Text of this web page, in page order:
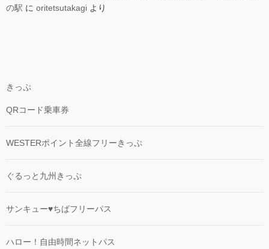
の駅 に oritetsutakagi より
きっぷ
QRコード乗車券
WESTERポイント全線フリーきっぷ
ぐるっと九州きっぷ
サンキュー♥ちばフリーパス
ハロー！自由時間ネットパス